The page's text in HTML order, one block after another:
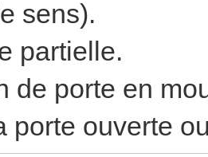
sens).
partielle.
de porte en
porte ouverte